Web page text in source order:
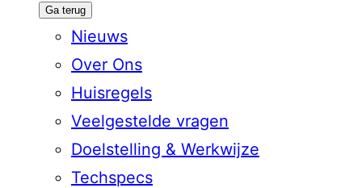
Ga terug
Nieuws
Over Ons
Huisregels
Veelgestelde vragen
Doelstelling & Werkwijze
Techspecs